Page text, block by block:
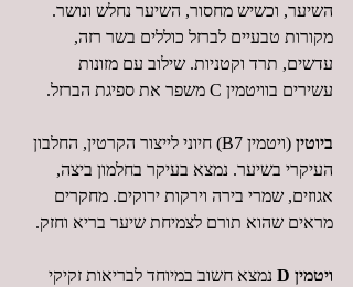
השיער, וכשיש מחסור, השיער נחלש ונושר.
מקורות טבעיים לברזל כוללים בשר רזה,
עדשים, תרד וקטניות. שילוב עם מזונות
עשירים בוויטמין C משפר את ספיגת הברזל.
ביוטין
(ויטמין B7) חיוני לייצור הקרטין, החלבון
העיקרי בשיער. נמצא בעיקר בחלמון ביצה,
אגוזים, שמרי בירה וירקות ירוקים. מחקרים
מראים שהוא תורם לצמיחת שיער בריא וחזק.
ויטמין D
נמצא חשוב במיוחד לבריאות זקיקי